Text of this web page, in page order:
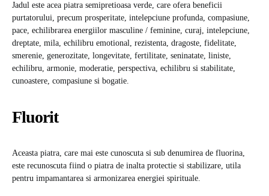
Jadul este acea piatra semipretioasa verde, care ofera beneficii
purtatorului, precum prosperitate, intelepciune profunda, compasiune,
pace, echilibrarea energiilor masculine / feminine, curaj, intelepciune,
dreptate, mila, echilibru emotional, rezistenta, dragoste, fidelitate,
smerenie, generozitate, longevitate, fertilitate, seninatate, liniste,
echilibru, armonie, moderatie, perspectiva, echilibru si stabilitate,
cunoastere, compasiune si bogatie.
Fluorit
Aceasta piatra, care mai este cunoscuta si sub denumirea de fluorina,
este recunoscuta fiind o piatra de inalta protectie si stabilizare, utila
pentru impamantarea si armonizarea energiei spirituale.